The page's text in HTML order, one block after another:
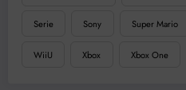
Serie Sony Super Mario
WiiU Xbox Xbox One